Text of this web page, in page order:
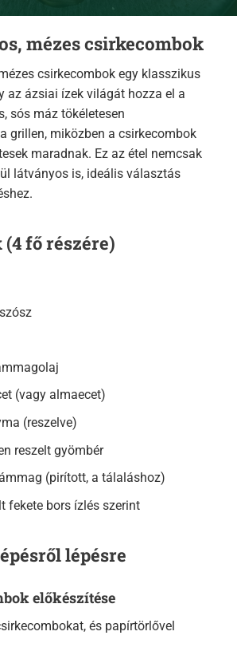
mézes csirkecombok
csirkecombok egy klasszikus
az ázsiai ízek világát hozza el a
sós máz tökéletesen
grillen, miközben a csirkecombok
maradnak. Ez az étel nemcsak
látványos is, ideális választás
fő részére)
(vagy almaecet)
(reszelve)
reszelt gyömbér
(pirított, a tálaláshoz)
fekete bors ízlés szerint
lépésre
előkészítése
és papírtörlővel